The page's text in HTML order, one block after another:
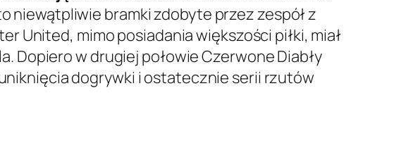
niewątpliwie bramki zdobyte przez zespół z
United, mimo posiadania większości piłki, miał
Dopiero w drugiej połowie Czerwone Diabły
dogrywki i ostatecznie serii rzutów